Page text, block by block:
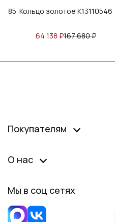
Кольцо золотое К13110546
64 138 ₽167 680₽
Покупателям
О нас
Мы в соц сетях